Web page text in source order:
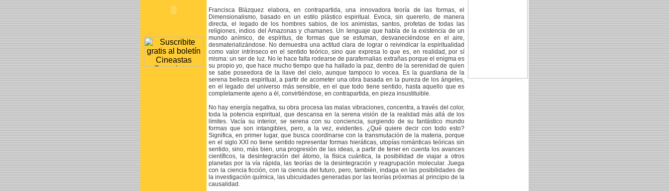
Francisca Blázquez elabora, en contrapartida, una innovadora teoría de las formas, el
Dimensionalismo, basado en un estilo plástico espiritual. Evoca, sin quererlo, de manera
directa, el legado de los hombres sabios, de los animistas, santos, profetas de todas las
religiones, indios del Amazonas y chamanes. Un lenguaje que habla de la existencia de un
mundo anímico, de espíritus, de formas que se esfuman, desvaneciéndose en el aire,
desmaterializándose. No demuestra una actitud clara de lograr o reivindicar la espiritualidad
como valor intrínseco en el sentido teórico, sino que expresa lo que es, en realidad, por sí
misma: un ser de luz. No le hace falta rodearse de parafernalias extrañas porque el enigma es
su propio yo, que hace mucho tiempo que ha hallado la paz, dentro de la serenidad de quien
se sabe poseedora de la llave del cielo, aunque tampoco lo vocea. Es la guardiana de la
serena belleza espiritual, a partir de acometer una obra basada en la pureza de los ángeles,
en el legado del universo más sensible, en el que todo tiene sentido, hasta aquello que es
completamente ajeno a él, convirtiéndose, en contrapartida, en pieza insustituible.
No hay energía negativa, su obra procesa las malas vibraciones, concentra, a través del color,
toda la potencia espiritual, que descansa en la serena visión de la realidad más allá de los
límites. Vacía su interior, se serena con su conciencia, surgiendo de su fantástico mundo
formas que son intangibles, pero, a la vez, evidentes. ¿Qué quiere decir con todo esto?
Significa, en primer lugar, que busca coordinarse con la transmutación de la materia, porque
en el siglo XXI no tiene sentido representar formas hieráticas, utopías románticas teóricas sin
sentido, sino, más bien, una progresión de las ideas, a partir de tener en cuenta los avances
científicos, la desintegración del átomo, la física cuántica, la posibilidad de viajar a otros
planetas por la vía rápida, las teorías de la desintegración y reagrupación molecular. Juega
con la ciencia ficción, con la ciencia del futuro, pero, también, indaga en las posibilidades de
la investigación química, las ubicuidades generadas por las teorías próximas al principio de la
causalidad.